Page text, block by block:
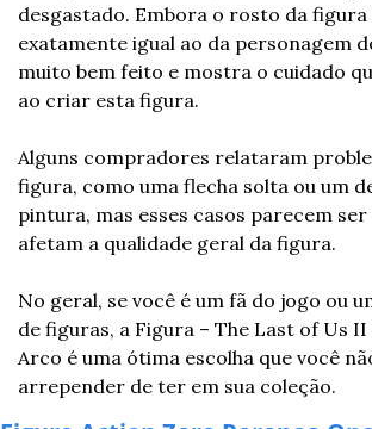
desgastado. Embora o rosto da figura
exatamente igual ao da personagem
muito bem feito e mostra o cuidado
ao criar esta figura.
Alguns compradores relataram
figura, como uma flecha solta ou um
pintura, mas esses casos parecem ser
afetam a qualidade geral da figura.
No geral, se você é um fã do jogo ou
de figuras, a Figura – The Last of Us II
Arco é uma ótima escolha que você
arrepender de ter em sua coleção.